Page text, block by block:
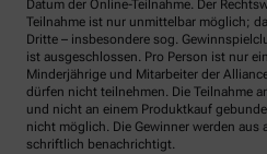
Datum der Online-Teilnahme. Der
Teilnahme ist nur unmittelbar möglich;
Dritte – insbesondere sog.
ist ausgeschlossen. Pro Person ist nur
Minderjährige und Mitarbeiter der
dürfen nicht teilnehmen. Die Teilnahme
und nicht an einem Produktkauf
nicht möglich. Die Gewinner werden aus
schriftlich benachrichtigt.